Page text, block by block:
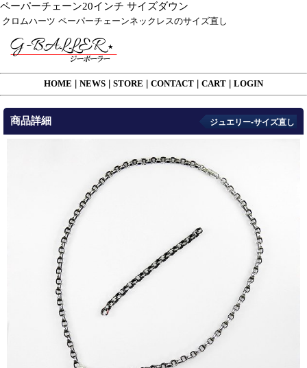
ペーパーチェーン20インチ サイズダウン
クロムハーツ ペーパーチェーンネックレスのサイズ直し
HOME NEWS STORE CONTACT CART LOGIN
商品詳細 ジュエリー-サイズ直し